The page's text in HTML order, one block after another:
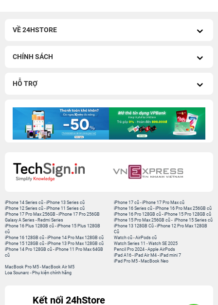
VỀ 24HSTORE
CHÍNH SÁCH
HỖ TRỢ
iPhone 14 Series cũ -iPhone 13 Series cũ
iPhone 12 Series cũ -iPhone 11 Series cũ
iPhone 17 Pro Max 256GB -iPhone 17 Pro 256GB
Galaxy A Series - Redmi Series
iPhone 17 cũ -iPhone 17 Pro Max cũ
iPhone 16 Series cũ - iPhone 16 Pro Max 256GB cũ
iPhone 16 Pro 128GB cũ -iPhone 15 Pro 128GB cũ
iPhone 15 Pro Max 256GB cũ - iPhone 15 Series cũ
iPhone 16 Plus 128GB cũ -iPhone 15 Plus 128GB
cũ
iPhone 16 128GB cũ -iPhone 14 Pro Max 128GB cũ
iPhone 15 128GB cũ -iPhone 13 Pro Max 128GB cũ
iPhone 14 Pro 128GB cũ -iPhone 11 Pro Max 64GB
cũ
iPhone 13 128GB Cũ -iPhone 12 Pro Max 128GB
Cũ
Watch cũ -AirPods cũ
Watch Series 11 -Watch SE 2025
Pencil Pro 2024 -Apple AirPods
iPad A16 -iPad Air M4 -iPad mini 7
iPad Pro M5 - MacBook Neo
MacBook Pro M5 - MacBook Air M5
Loa Sounarc - Phụ kiện chính hãng
Kết nối 24hStore